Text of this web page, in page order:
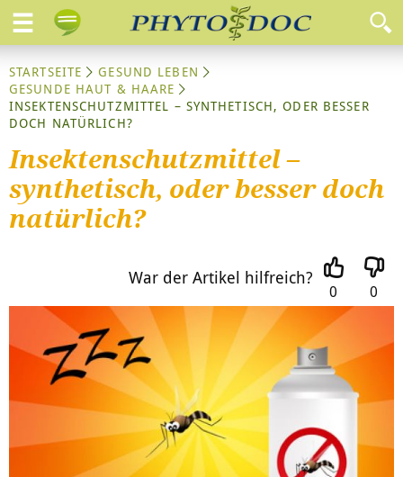
STARTSEITE
GESUND LEBEN
GESUNDE HAUT & HAARE
INSEKTENSCHUTZMITTEL – SYNTHETISCH, ODER BESSER
DOCH NATÜRLICH?
Insektenschutzmittel –
synthetisch, oder besser doch
natürlich?
War der Artikel hilfreich?
0 0